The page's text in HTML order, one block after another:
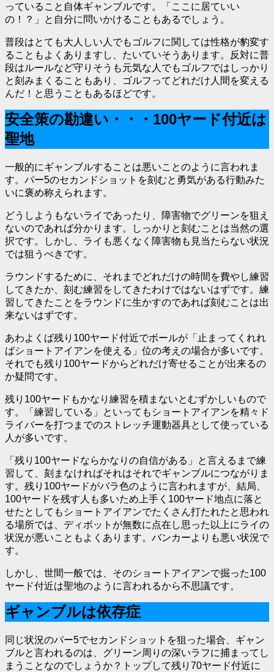
っていること自体ギャンブルです。「ここに居ていい
の！？」と自分に問いかけることもあるでしょう。
普段はとても大人しい人でもゴルフに関しては性格が豹変す
ることもよくありますし、たいていそうあります。反対に普
段はルールなど守りそうも元気な人でもゴルフではしっかり
と刻みまくることもあり、ゴルフってどれだけ人間を変える
んだ！と思うこともあるほどです。
安全策の勘違い・・・100ヤード付近は
聖地
一般的にギャンブルすることは悪いことのように言われま
す。パー5のセカンドショットを刻むと勇気がある行動みた
いに褒め称えられます。
どうしようもないライであったり、障害物でグリーンを狙え
ないのであれば分かります。しっかりと刻むことは当然の選
択です。しかし、ライも悪くなく障害物も見当たらない状況
では狙うべきです。
ラウンドするために、それまでどれだけの時間を費やし練習
してきたか、刻む練習をしてきたわけではないはずです。練
習してきたことをラウンドに生かすのであれば刻むことは出
来ないはずです。
あわよくば残り100ヤード付近でボールが「 止まってくれれ
ばショートアイアンを使える」位の考えの場合が多いです。
それでも残り100ヤードからどれだけ寄せることが出来るの
か疑問です。
残り100ヤードもかなり練習を積まないとむずかしいもので
す。「練習している」といってもショートアイアンを精々ド
ライバーを打つまでのストレッチ運動器具として使っている
人が多いです。
「残り100ヤードならかなりの自信がある」と言えるまで練
習して、刻まなければそれはそれでギャンブルにつながりま
す。残り100ヤードがバラ色のように言われますが、結局、
100ヤードを残す人も多いため上手く100ヤード地点に落と
せたとしてもショートアイアンでたくさん打たれたと思われ
る場所では、 ディボットが無数に点在し思った以上にライの
状況が悪いこともよくあります。バンカーよりも悪い状況で
す。
しかし、 世間一般では、そのショートアイアンで掘った100
ヤード付近は聖地のように言われるから不思議です。
ギャンブルは依存症
同じ状況のパー5でセカンドショットを狙った場合、ギャン
ブルと言われるのは、グリーン周りの深いラフに捕まってし
まうことなのでしょうか？トップして残り70ヤード付近に